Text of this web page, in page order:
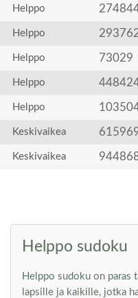
Helppo
Helppo
Helppo 73029
Helppo
Helppo
Keskivaikea
Keskivaikea
Helppo sudoku
Helppo sudoku on
lapsille ja kaikille, jotka